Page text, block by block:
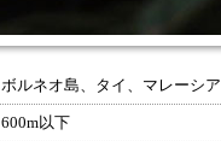
ボルネオ島、タイ、マレーシア
600m以下